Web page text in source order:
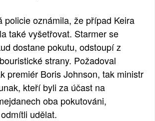
policie oznámila, že případ Keira
také vyšetřovat. Starmer se
dostane pokutu, odstoupí z
strany. Požadoval
premiér Boris Johnson, tak ministr
kteří byli za účast na
oba pokutováni,
udělat.